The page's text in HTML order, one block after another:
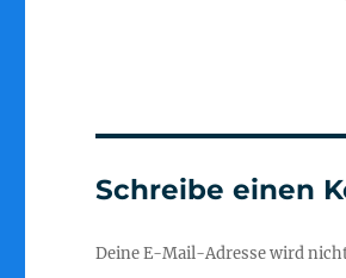
Schreibe einen
Deine E-Mail-Adresse wird